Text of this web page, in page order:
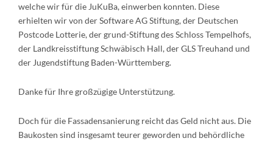
welche wir für die JuKuBa, einwerben konnten. Diese
erhielten wir von der Software AG Stiftung, der Deutschen
Postcode Lotterie, der grund-Stiftung des Schloss Tempelhofs,
der Landkreisstiftung Schwäbisch Hall, der GLS Treuhand und
der Jugendstiftung Baden-Württemberg.
Danke für Ihre großzügige Unterstützung.
Doch für die Fassadensanierung reicht das Geld nicht aus. Die
Baukosten sind insgesamt teurer geworden und behördliche